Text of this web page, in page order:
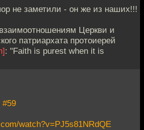
не заметили - он же из наших!!!
Церкви и
патриархата протоиерей
: "Faith is purest when it is
#59
watch?v=PJ5s81NRdQE